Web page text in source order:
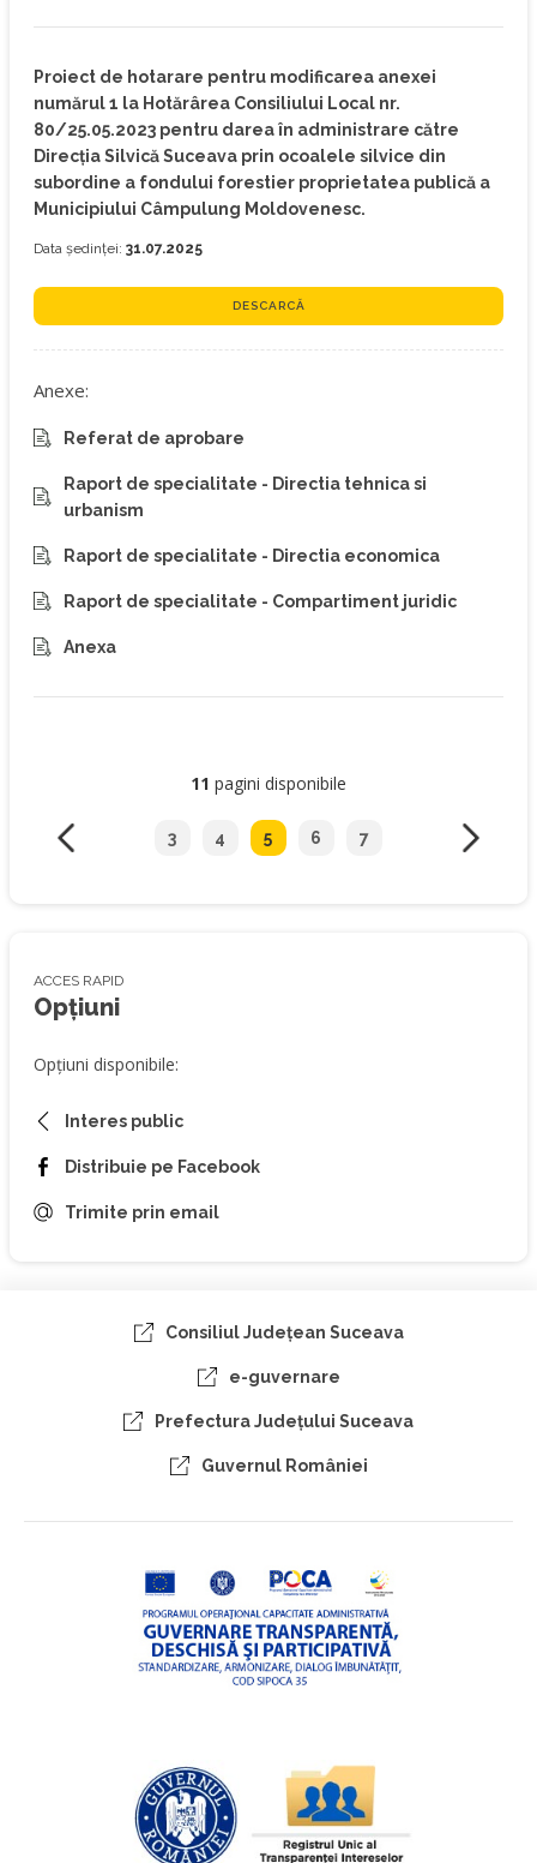
Proiect de hotarare pentru modificarea anexei
numărul 1 la Hotărârea Consiliului Local nr.
80/25.05.2023 pentru darea în administrare către
Direcția Silvică Suceava prin ocoalele silvice din
subordine a fondului forestier proprietatea publică a
Municipiului Câmpulung Moldovenesc.
Data ședinței: 31.07.2025
DESCARCĂ
Anexe:
Referat de aprobare
Raport de specialitate - Directia tehnica si
urbanism
Raport de specialitate - Directia economica
Raport de specialitate - Compartiment juridic
Anexa
11 pagini disponibile
3 4 5 6 7
ACCES RAPID
Opțiuni
Opțiuni disponibile:
Interes public
Distribuie pe Facebook
Trimite prin email
Consiliul Judeţean Suceava
e-guvernare
Prefectura Judeţului Suceava
Guvernul României